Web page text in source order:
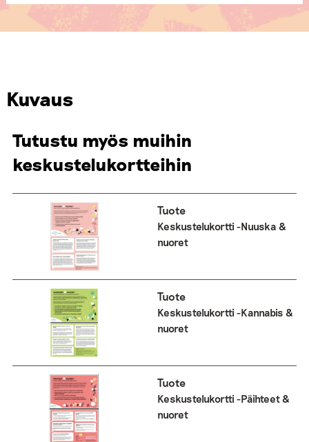
Kuvaus
Tutustu myös muihin
keskustelukortteihin
Tuote
Keskustelukortti -Nuuska &
nuoret
Tuote
Keskustelukortti -Kannabis &
nuoret
Tuote
Keskustelukortti -Päihteet &
nuoret